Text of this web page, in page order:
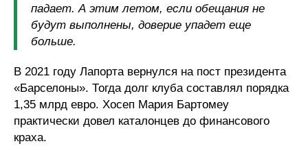
падает. А этим летом, если обещания не
будут выполнены, доверие упадет еще
больше.
В 2021 году Лапорта вернулся на пост президента
«Барселоны». Тогда долг клуба составлял порядка
1,35 млрд евро. Хосеп Мария Бартомеу
практически довел каталонцев до финансового
краха.